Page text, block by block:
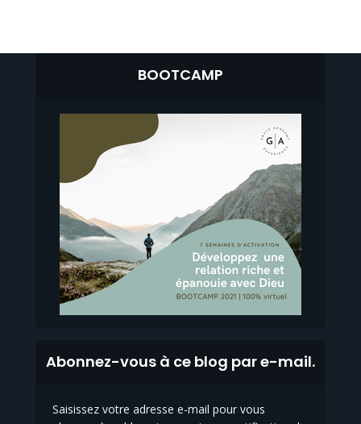
BOOTCAMP
Abonnez-vous à ce blog par e-mail.
Saisissez votre adresse e-mail pour vous